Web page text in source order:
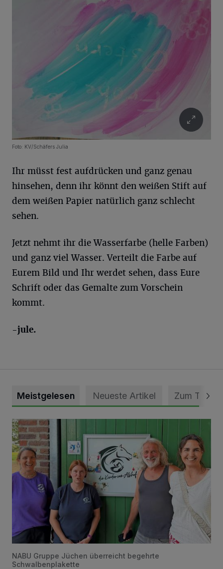
Foto: KV/Schäfers Julia
Ihr müsst fest aufdrücken und ganz genau
hinsehen, denn ihr könnt den weißen Stift auf
dem weißen Papier natürlich ganz schlecht
sehen.
Jetzt nehmt ihr die Wasserfarbe (helle Farben)
und ganz viel Wasser. Verteilt die Farbe auf
Eurem Bild und Ihr werdet sehen, dass Eure
Schrift oder das Gemalte zum Vorschein
kommt.
-jule.
Meistgelesen Neueste Artikel Zum Thema
Vorbildlicher Einsatz für den Artenschutz gewürdigt
NABU Gruppe Jüchen überreicht begehrte
Schwalbenplakette